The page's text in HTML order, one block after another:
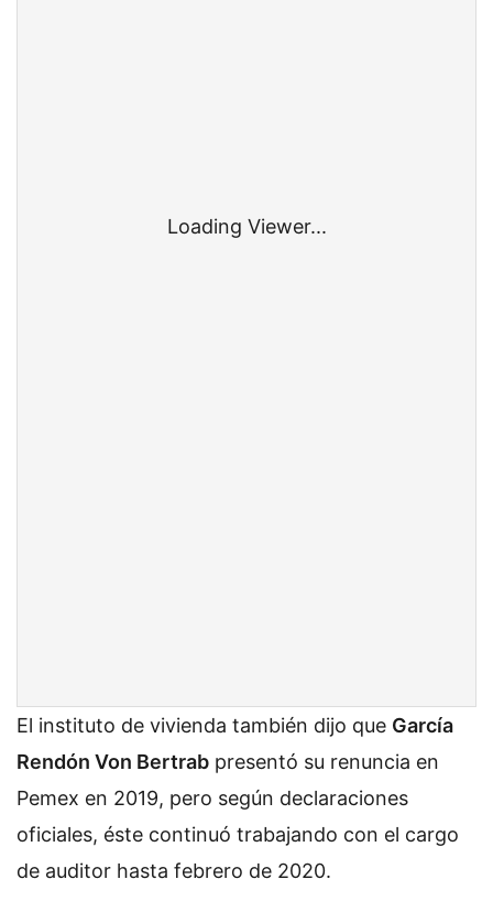
Loading Viewer...
El instituto de vivienda también dijo que García
Rendón Von Bertrab presentó su renuncia en
Pemex en 2019, pero según declaraciones
oficiales, éste continuó trabajando con el cargo
de auditor hasta febrero de 2020.